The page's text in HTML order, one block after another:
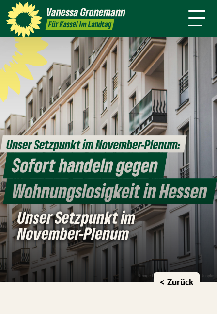
VanessaGronemann
Für Kassel im Landtag
Kontakt Mitmachen
Themen
Unser Setzpunkt im
November-Plenum
< Zurück